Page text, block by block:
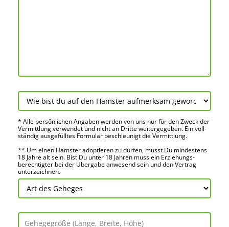
* Alle persön­lichen Angaben werden von uns nur für den Zweck der
Vermitt­lung verwendet und nicht an Dritte weiter­gegeben. Ein voll­
ständig ausge­fülltes Formular beschleu­nigt die Vermitt­lung.
** Um einen Hamster adoptieren zu dürfen, musst Du mindes­tens
18 Jahre alt sein. Bist Du unter 18 Jahren muss ein Erziehungs­
berechtigter bei der Über­gabe anwes­end sein und den Vertrag
unter­zeichnen.